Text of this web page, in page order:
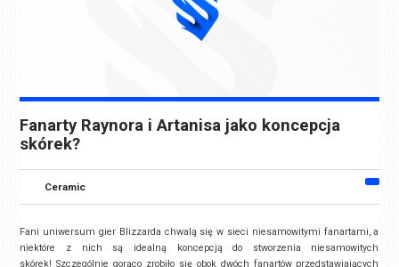
Fanarty Raynora i Artanisa jako koncepcja
skórek?
Ceramic
Fani uniwersum gier Blizzarda chwalą się w sieci niesamowitymi fanartami, a
niektóre z nich są idealną koncepcją do stworzenia niesamowitych
skórek! Szczególnie gorąco zrobiło się obok dwóch fanartów przedstawiających